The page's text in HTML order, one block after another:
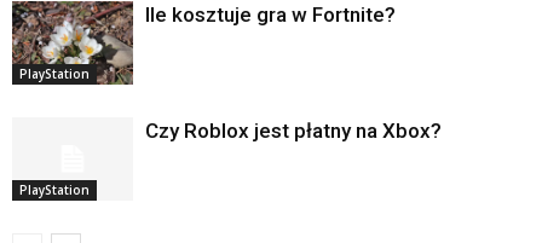
PlayStation
Ile kosztuje gra w Fortnite?
PlayStation
Czy Roblox jest płatny na Xbox?